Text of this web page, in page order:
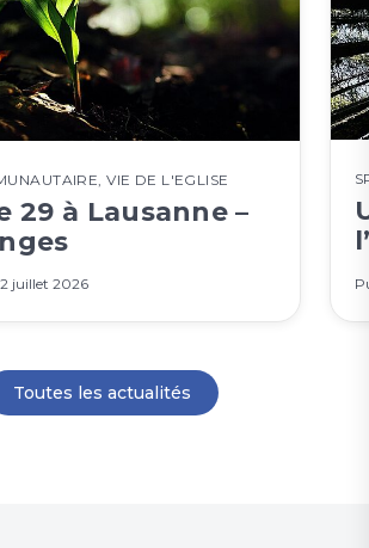
,VIE DE L'EGLISE
29 à Lausanne –
juillet 2026
Toutes les actualités